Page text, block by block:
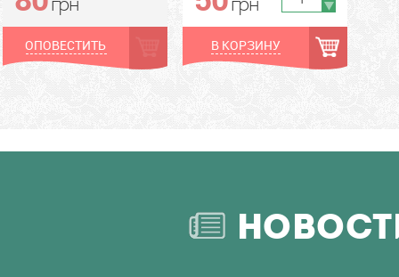
ОПОВЕСТИТЬ В КОРЗИНУ